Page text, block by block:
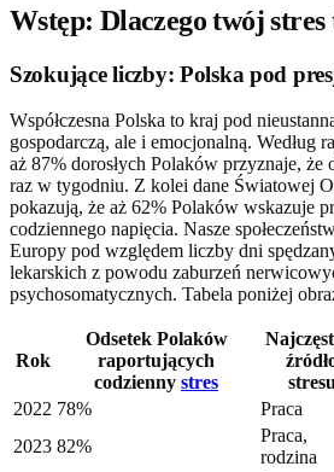
Wstęp: Dlaczego twój
Szokujące liczby: Polska pod
Współczesna Polska to kraj pod
gospodarczą, ale i emocjonalną. Według
aż 87% dorosłych Polaków przyznaje, że
raz w tygodniu. Z kolei dane Światowej
pokazują, że aż 62% Polaków wskazuje
codziennego napięcia. Nasze
Europy pod względem liczby dni
lekarskich z powodu zaburzeń
psychosomatycznych. Tabela poniżej
Rok
Odsetek Polaków
raportujących
codzienny stres
stresu
2022 78% Praca
2023 82%
Praca,
rodzina